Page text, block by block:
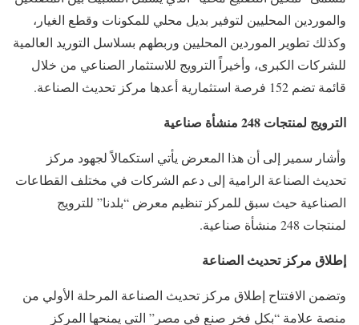
والموردين المحليين لتوفير بديل محلي للمكونات وقطع الغيار،
وكذلك تطوير الموردين المحليين وربطهم بسلاسل التوريد العالمية
للشركات الكبرى، وأخيراً الترويج للاستثمار الصناعي من خلال
قائمة تضم 152 فرصة استثمارية أعدها مركز تحديث الصناعة.
الترويج لمنتجات 248 منشأة صناعية
وأشار سمير إلى أن هذا المعرض يأتي استكمالاً لجهود مركز
تحديث الصناعة الرامية إلى دعم الشركات في مختلف القطاعات
الصناعية حيث سبق للمركز تنظيم معرض “بلدنا” للترويج
لمنتجات 248 منشأة صناعية.
إطلاق مركز تحديث الصناعة
وتضمن الافتتاح إطلاق مركز تحديث الصناعة المرحلة الأولي من
منصة علامة “بكل فخر صنع في مصر” التي يمنحها المركز